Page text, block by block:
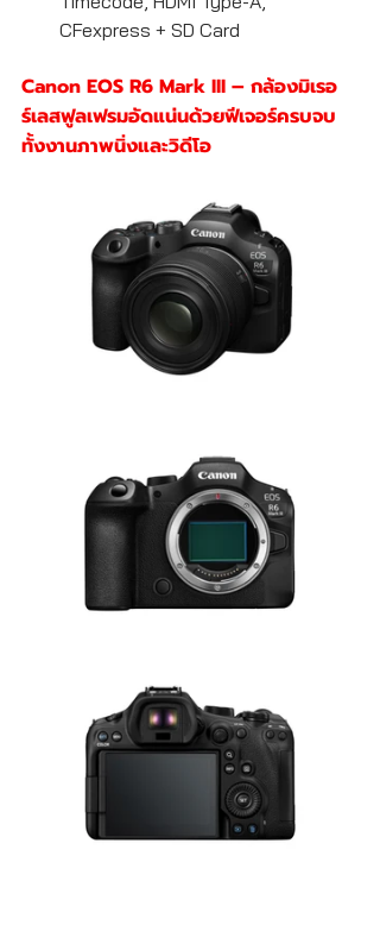
CFexpress + SD Card
Canon EOS R6 Mark III – กล้องมิเรอ
ร์เลสฟูลเฟรมอัดแน่นด้วยฟีเจอร์ครบจบ
ทั้งงานภาพนิ่งและวิดีโอ